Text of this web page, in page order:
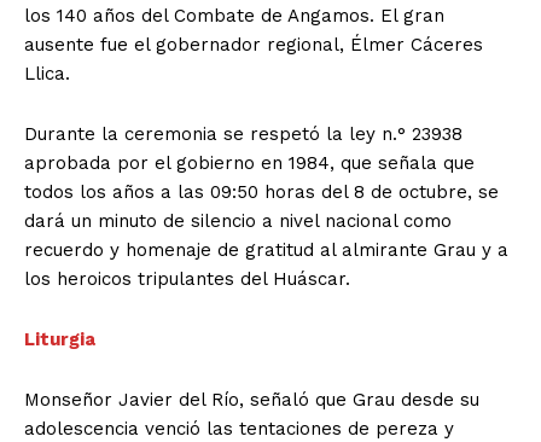
los 140 años del Combate de Angamos. El gran
ausente fue el gobernador regional, Élmer Cáceres
Llica.
Durante la ceremonia se respetó la ley n.° 23938
aprobada por el gobierno en 1984, que señala que
todos los años a las 09:50 horas del 8 de octubre, se
dará un minuto de silencio a nivel nacional como
recuerdo y homenaje de gratitud al almirante Grau y a
los heroicos tripulantes del Huáscar.
Liturgia
Monseñor Javier del Río, señaló que Grau desde su
adolescencia venció las tentaciones de pereza y